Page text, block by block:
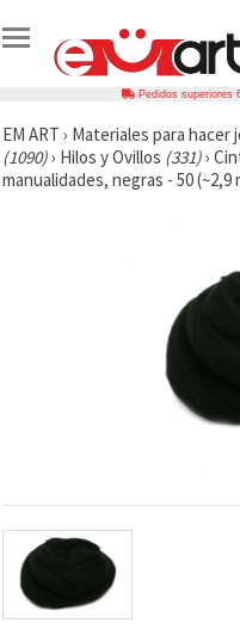
Pedidos superiores
EM ART › Materiales para hacer
(1090)› Hilos y Ovillos (331)›
manualidades, negras - 50 (~2,9